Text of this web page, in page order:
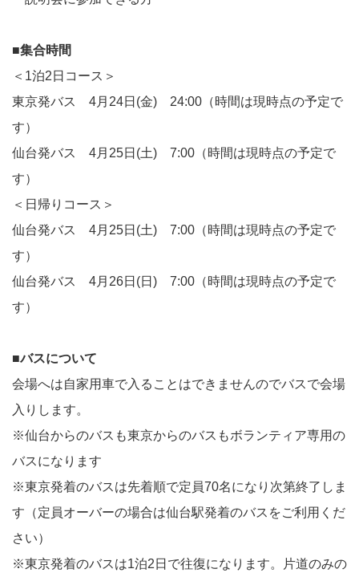
■集合時間
＜1泊2日コース＞
東京発バス 4月24日(金) 24:00（時間は現時点の予定で
す）
仙台発バス 4月25日(土) 7:00（時間は現時点の予定で
す）
＜日帰りコース＞
仙台発バス 4月25日(土) 7:00（時間は現時点の予定で
す）
仙台発バス 4月26日(日) 7:00（時間は現時点の予定で
す）
■バスについて
会場へは自家用車で入ることはできませんのでバスで会場
入りします。
※仙台からのバスも東京からのバスもボランティア専用の
バスになります
※東京発着のバスは先着順で定員70名になり次第終了しま
す（定員オーバーの場合は仙台駅発着のバスをご利用くだ
さい）
※東京発着のバスは1泊2日で往復になります。片道のみの